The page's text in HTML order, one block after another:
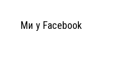
Ми у Facebook